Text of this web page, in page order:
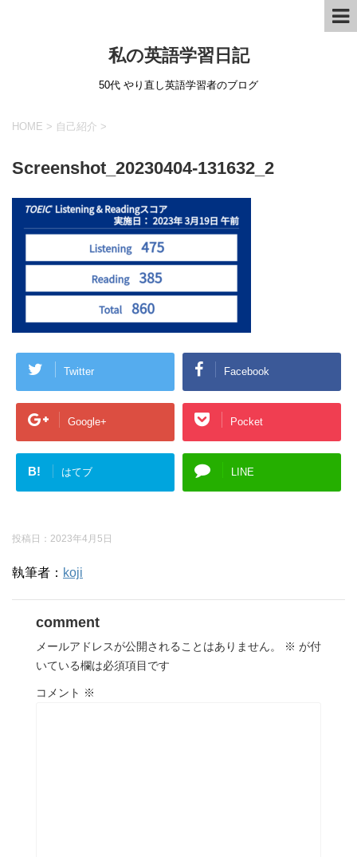
私の英語学習日記
50代 やり直し英語学習者のブログ
HOME > 自己紹介 >
Screenshot_20230404-131632_2
Twitter Facebook
Google+ Pocket
B! はてブ LINE
投稿日： 2023年4月5日
執筆者： koji
comment
メールアドレスが公開されることはありません。 ※ が付
いている欄は必須項目です
コメント ※